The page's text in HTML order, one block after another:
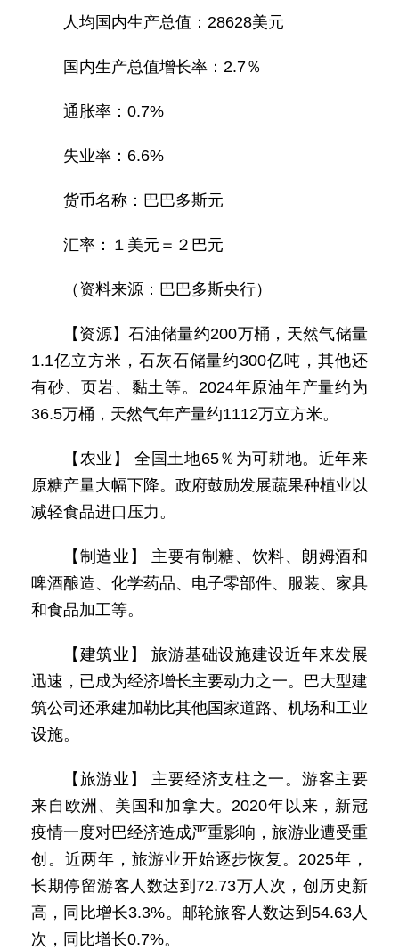
人均国内生产总值：28628美元
国内生产总值增长率：2.7％
通胀率：0.7%
失业率：6.6%
货币名称：巴巴多斯元
汇率：１美元＝２巴元
（资料来源：巴巴多斯央行）
【资源】石油储量约200万桶，天然气储量
1.1亿立方米，石灰石储量约300亿吨，其他还
有砂、页岩、黏土等。2024年原油年产量约为
36.5万桶，天然气年产量约1112万立方米。
【农业】 全国土地65％为可耕地。近年来
原糖产量大幅下降。政府鼓励发展蔬果种植业以
减轻食品进口压力。
【制造业】 主要有制糖、饮料、朗姆酒和
啤酒酿造、化学药品、电子零部件、服装、家具
和食品加工等。
【建筑业】 旅游基础设施建设近年来发展
迅速，已成为经济增长主要动力之一。巴大型建
筑公司还承建加勒比其他国家道路、机场和工业
设施。
【旅游业】 主要经济支柱之一。游客主要
来自欧洲、美国和加拿大。2020年以来，新冠
疫情一度对巴经济造成严重影响，旅游业遭受重
创。近两年，旅游业开始逐步恢复。2025年，
长期停留游客人数达到72.73万人次，创历史新
高，同比增长3.3%。邮轮旅客人数达到54.63人
次，同比增长0.7%。